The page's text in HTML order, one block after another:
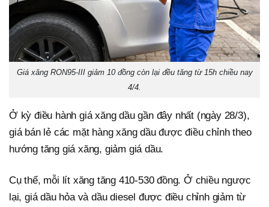
Giá xăng RON95-III giảm 10 đồng còn lại đều tăng từ 15h chiều nay
4/4.
Ở kỳ điều hành giá xăng dầu gần đây nhất (ngày 28/3),
giá bán lẻ các mặt hàng xăng dầu được điều chỉnh theo
hướng tăng giá xăng, giảm giá dầu.
Cụ thể, mỗi lít xăng tăng 410-530 đồng. Ở chiều ngược
lại, giá dầu hỏa và dầu diesel được điều chỉnh giảm từ